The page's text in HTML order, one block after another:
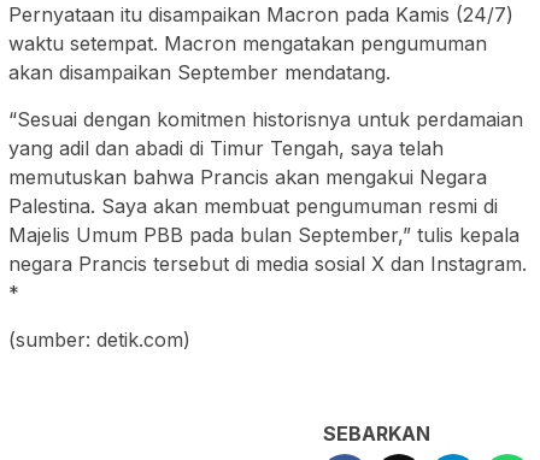
Pernyataan itu disampaikan Macron pada Kamis (24/7)
waktu setempat. Macron mengatakan pengumuman
akan disampaikan September mendatang.
“Sesuai dengan komitmen historisnya untuk perdamaian
yang adil dan abadi di Timur Tengah, saya telah
memutuskan bahwa Prancis akan mengakui Negara
Palestina. Saya akan membuat pengumuman resmi di
Majelis Umum PBB pada bulan September,” tulis kepala
negara Prancis tersebut di media sosial X dan Instagram.
*
(sumber: detik.com)
SEBARKAN